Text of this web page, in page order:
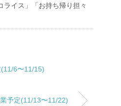
ライス」「お持ち帰り担々
6〜11/15)
予定(11/13〜11/22)